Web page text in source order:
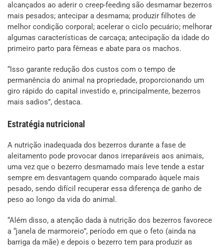
alcançados ao aderir o creep-feeding são desmamar bezerros
mais pesados; antecipar a desmama; produzir filhotes de
melhor condição corporal; acelerar o ciclo pecuário; melhorar
algumas características de carcaça; antecipação da idade do
primeiro parto para fêmeas e abate para os machos.
“Isso garante redução dos custos com o tempo de
permanência do animal na propriedade, proporcionando um
giro rápido do capital investido e, principalmente, bezerros
mais sadios”, destaca.
Estratégia nutricional
A nutrição inadequada dos bezerros durante a fase de
aleitamento pode provocar danos irreparáveis aos animais,
uma vez que o bezerro desmamado mais leve tende a estar
sempre em desvantagem quando comparado àquele mais
pesado, sendo difícil recuperar essa diferença de ganho de
peso ao longo da vida do animal.
“Além disso, a atenção dada à nutrição dos bezerros favorece
a “janela de marmoreio”, período em que o feto (ainda na
barriga da mãe) e depois o bezerro tem para produzir as